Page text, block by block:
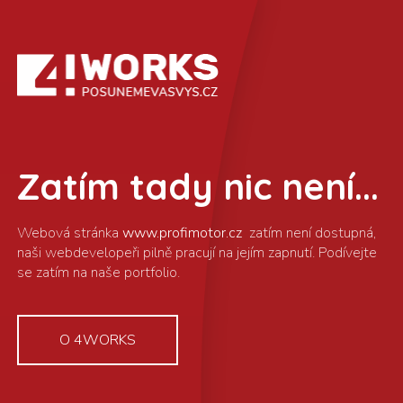
Zatím tady nic není...
www.profimotor.cz
O 4WORKS